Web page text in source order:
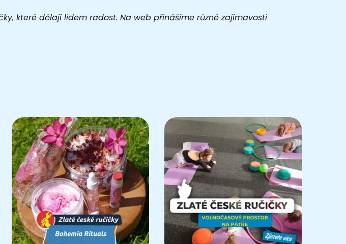
které dělají lidem radost. Na web přinášíme různé zajímavosti